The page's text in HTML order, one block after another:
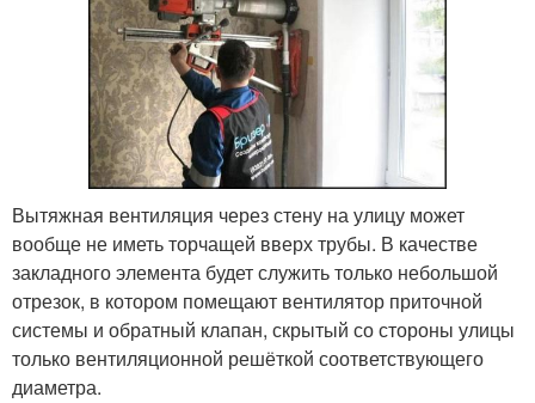
Вытяжная вентиляция через стену на улицу может
вообще не иметь торчащей вверх трубы. В качестве
закладного элемента будет служить только небольшой
отрезок, в котором помещают вентилятор приточной
системы и обратный клапан, скрытый со стороны улицы
только вентиляционной решёткой соответствующего
диаметра.